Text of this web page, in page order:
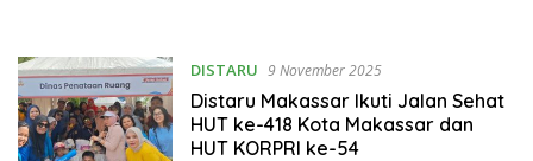
DISTARU 9 November 2025
Distaru Makassar Ikuti Jalan Sehat
HUT ke-418 Kota Makassar dan
HUT KORPRI ke-54